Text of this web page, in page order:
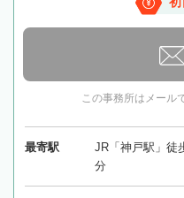
この事務所はメール
最寄駅
JR「神戸駅」徒
分